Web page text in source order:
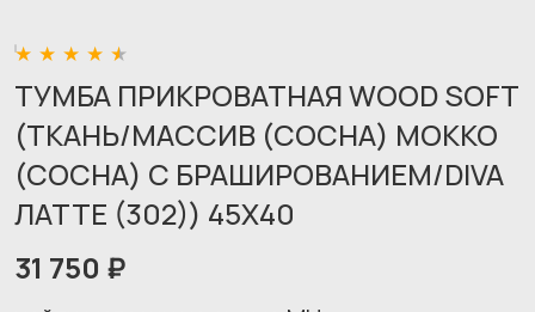
ТУМБА ПРИКРОВАТНАЯ WOOD SOFT
(ТКАНЬ/МАССИВ (СОСНА) МОККО
(СОСНА) С БРАШИРОВАНИЕМ/DIVA
ЛАТТЕ (302)) 45X40
31 750 ₽